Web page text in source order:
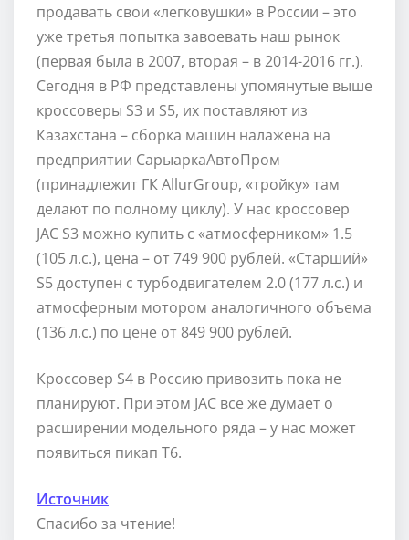
продавать свои «легковушки» в России – это
уже третья попытка завоевать наш рынок
(первая была в 2007, вторая – в 2014-2016 гг.).
Сегодня в РФ представлены упомянутые выше
кроссоверы S3 и S5, их поставляют из
Казахстана – сборка машин налажена на
предприятии СарыаркаАвтоПром
(принадлежит ГК AllurGroup, «тройку» там
делают по полному циклу). У нас кроссовер
JAC S3 можно купить с «атмосферником» 1.5
(105 л.с.), цена – от 749 900 рублей. «Старший»
S5 доступен с турбодвигателем 2.0 (177 л.с.) и
атмосферным мотором аналогичного объема
(136 л.с.) по цене от 849 900 рублей.
Кроссовер S4 в Россию привозить пока не
планируют. При этом JAC все же думает о
расширении модельного ряда – у нас может
появиться пикап T6.
Источник
Спасибо за чтение!